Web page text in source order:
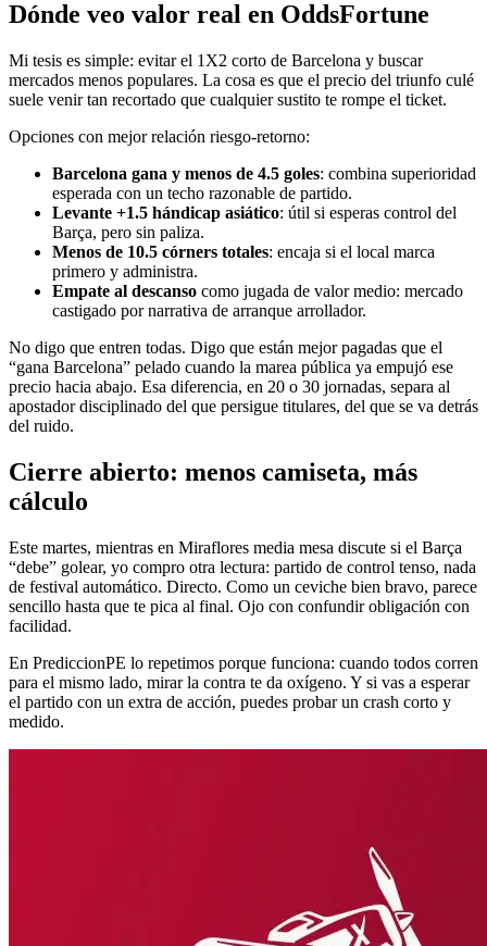
Dónde veo valor real en OddsFortune
Mi tesis es simple: evitar el 1X2 corto de Barcelona y buscar
mercados menos populares. La cosa es que el precio del triunfo culé
suele venir tan recortado que cualquier sustito te rompe el ticket.
Opciones con mejor relación riesgo-retorno:
Barcelona gana y menos de 4.5 goles: combina superioridad
esperada con un techo razonable de partido.
Levante +1.5 hándicap asiático: útil si esperas control del
Barça, pero sin paliza.
Menos de 10.5 córners totales: encaja si el local marca
primero y administra.
Empate al descanso como jugada de valor medio: mercado
castigado por narrativa de arranque arrollador.
No digo que entren todas. Digo que están mejor pagadas que el
“gana Barcelona” pelado cuando la marea pública ya empujó ese
precio hacia abajo. Esa diferencia, en 20 o 30 jornadas, separa al
apostador disciplinado del que persigue titulares, del que se va detrás
del ruido.
Cierre abierto: menos camiseta, más
cálculo
Este martes, mientras en Miraflores media mesa discute si el Barça
“debe” golear, yo compro otra lectura: partido de control tenso, nada
de festival automático. Directo. Como un ceviche bien bravo, parece
sencillo hasta que te pica al final. Ojo con confundir obligación con
facilidad.
En PrediccionPE lo repetimos porque funciona: cuando todos corren
para el mismo lado, mirar la contra te da oxígeno. Y si vas a esperar
el partido con un extra de acción, puedes probar un crash corto y
medido.